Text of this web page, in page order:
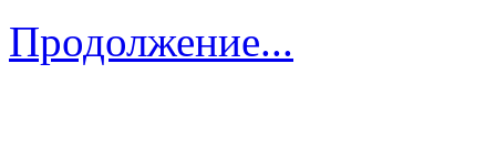
Продолжение...